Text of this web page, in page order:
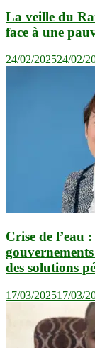
La veille du
face à une
24/02/202524/02/
Crise de l’eau
des solutions
17/03/202517/03/